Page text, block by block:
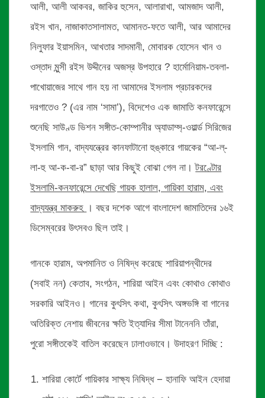
আলী, আলী আকবর, জাকির হুসেন, আলারাখা, আমজাদ আলী,
রইস খান, নাজাকাতসালামত, আমানত-ফতে আলী, আর আমাদের
নিলুফার ইয়াসমিন, আখতার সাদমানী, মোবারক হোসেন খান ও
ওস্তাদ মুন্সী রইস উদ্দীনের অজস্র উপহারে ? হার্মোনিয়াম-তবলা-
পাখোয়াজের সাথে গান হয় না আমাদের ইসলাম প্রচারকদের
দরগাতেও ? (এর নাম ‘সামা’), বিদেশেও এক জামাতি কনফারেন্সে
শুনেছি সাউণ্ড ভিশন সঙ্গীত-কোম্পানীর অ্যাডাম্স্-ওয়ার্ল্ড সিরিজের
ইসলামি গান, বাদ্যযন্ত্রের কানফাটানো হুঙ্কারে গায়কের “আ-ল্-
লা-হু আ-ক-বা-র” ছাড়া আর কিছুই বোঝা গেল না।টরণ্টোর
ইসলামি-কনফারেন্সে দেখেছি গায়ক হালাল, গায়িকা হারাম, এবং
বাদ্যযন্ত্র মাকরুহ । বছর দশেক আগে বাংলাদেশ জামাতিদের ১৬ই
ডিসেম্বরের উৎসবও ছিল তাই।
গানকে হারাম, অপমানিত ও নিষিদ্ধ করেছে শারিয়াপন্থীদের
(সবাই নন) কেতাব, সংগঠন, শারিয়া আইন এবং কোথাও কোথাও
সরকারি আইনও। গানের কুৎসিৎ কথা, কুৎসিৎ অঙ্গভঙ্গি বা গানের
অতিরিক্ত নেশায় জীবনের ক্ষতি ইত্যাদির সীমা টানেননি তাঁরা,
পুরো সঙ্গীতকেই বাতিল করেছেন ঢালাওভাবে। উদাহরণ দিচ্ছি :
শারিয়া কোর্টে গায়িকার সাক্ষ্য নিষিদ্ধ − হানাফি আইন হেদায়া